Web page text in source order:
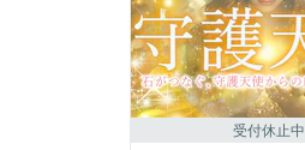
受付休止中